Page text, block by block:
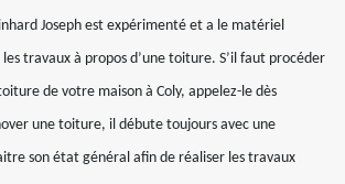
Joseph est expérimenté et a le matériel
travaux à propos d’une toiture. S’il faut procéder
de votre maison à Coly, appelez-le dès
une toiture, il débute toujours avec une
son état général afin de réaliser les travaux